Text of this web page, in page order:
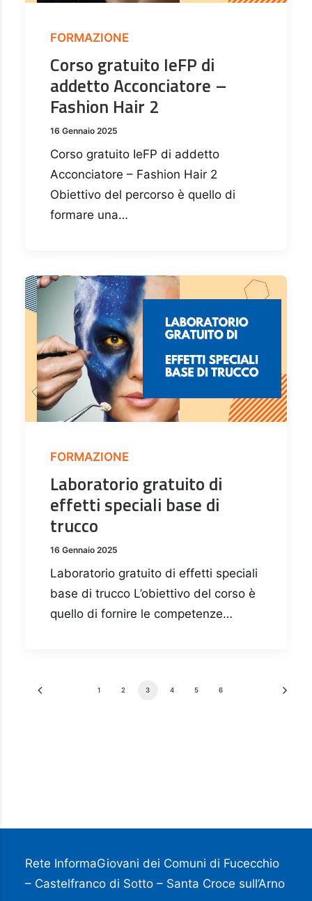
FORMAZIONE
Corso gratuito IeFP di
addetto Acconciatore –
Fashion Hair 2
16 Gennaio 2025
Corso gratuito IeFP di addetto
Acconciatore – Fashion Hair 2
Obiettivo del percorso è quello di
formare una…
FORMAZIONE
Laboratorio gratuito di
effetti speciali base di
trucco
16 Gennaio 2025
Laboratorio gratuito di effetti speciali
base di trucco L’obiettivo del corso è
quello di fornire le competenze…
1 2 3 4 5 6
Rete InformaGiovani dei Comuni di Fucecchio
– Castelfranco di Sotto – Santa Croce sull’Arno